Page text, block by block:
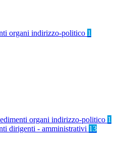
organi indirizzo-politico 1
organi indirizzo-politico 1
dirigenti - amministrativi 13